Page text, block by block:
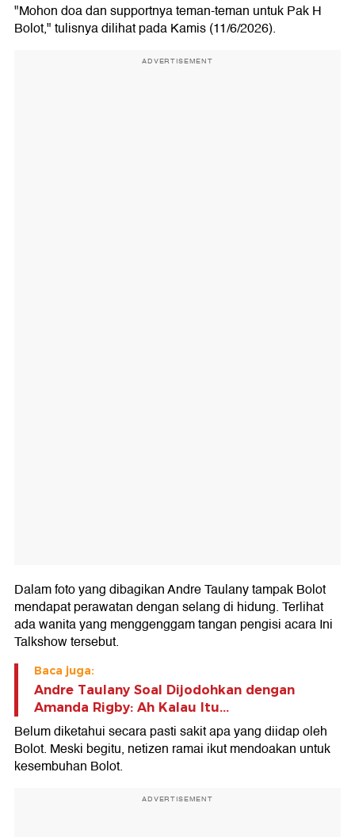
"Mohon doa dan supportnya teman-teman untuk Pak H
Bolot," tulisnya dilihat pada Kamis (11/6/2026).
ADVERTISEMENT
Dalam foto yang dibagikan Andre Taulany tampak Bolot
mendapat perawatan dengan selang di hidung. Terlihat
ada wanita yang menggenggam tangan pengisi acara Ini
Talkshow tersebut.
Baca juga:
Andre Taulany Soal Dijodohkan dengan
Amanda Rigby: Ah Kalau Itu...
Belum diketahui secara pasti sakit apa yang diidap oleh
Bolot. Meski begitu, netizen ramai ikut mendoakan untuk
kesembuhan Bolot.
ADVERTISEMENT